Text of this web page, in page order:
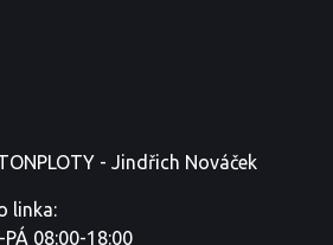
- Jindřich Nováček
linka:
PÁ 08:00-18:00